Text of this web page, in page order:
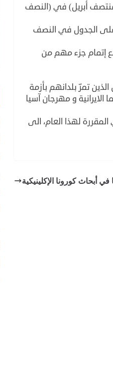
(منتصف أبريل) في (النصف
على الجدول في النصف
إتمام جزء مهم من
تمرّ بلدانهم بأزمة
و مهرجان آسيا
لهذا العام، الى
أبحاث كورونا الإكلينيكية